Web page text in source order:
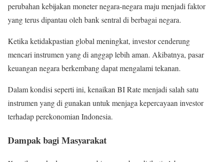
perubahan kebijakan moneter negara-negara maju menjadi faktor
yang terus dipantau oleh bank sentral di berbagai negara.
Ketika ketidakpastian global meningkat, investor cenderung
mencari instrumen yang di anggap lebih aman. Akibatnya, pasar
keuangan negara berkembang dapat mengalami tekanan.
Dalam kondisi seperti ini, kenaikan BI Rate menjadi salah satu
instrumen yang di gunakan untuk menjaga kepercayaan investor
terhadap perekonomian Indonesia.
Dampak bagi Masyarakat